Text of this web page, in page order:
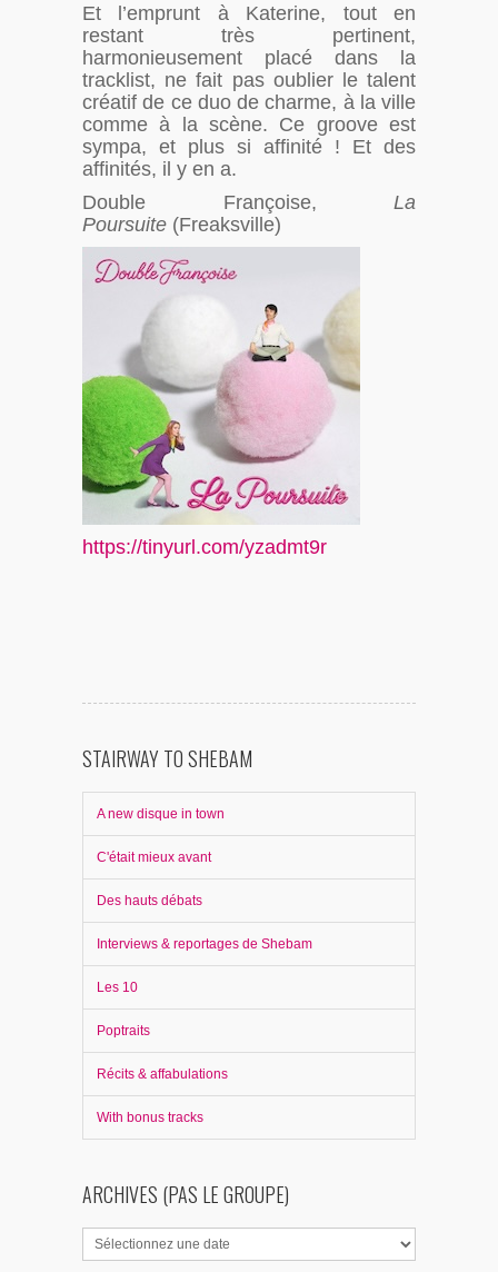
Et l’emprunt à Katerine, tout en
restant très pertinent,
harmonieusement placé dans la
tracklist, ne fait pas oublier le talent
créatif de ce duo de charme, à la ville
comme à la scène. Ce groove est
sympa, et plus si affinité ! Et des
affinités, il y en a.
Double Françoise, La
Poursuite (Freaksville)
https://tinyurl.com/yzadmt9r
STAIRWAY TO SHEBAM
A new disque in town
C'était mieux avant
Des hauts débats
Interviews & reportages de Shebam
Les 10
Poptraits
Récits & affabulations
With bonus tracks
ARCHIVES (PAS LE GROUPE)